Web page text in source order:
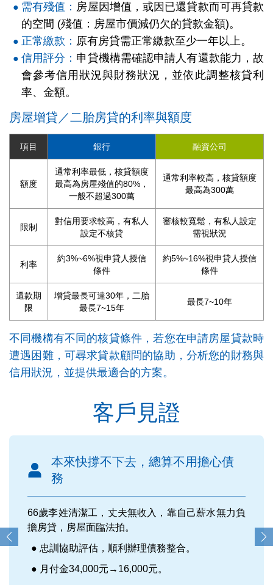
需有殘值： 房屋因增值，或因已還貸款而可再貸款
的空間 (殘值：房屋市價減仍欠的貸款金額)。
正常繳款： 原有房貸需正常繳款至少一年以上。
信用評分： 申貸機構需確認申請人有還款能力，故
會參考信用狀況與財務狀況，並依此調整核貸利
率、金額。
房屋增貸／二胎房貸的利率與額度
項目 銀行 融資公司
額度
通常利率最低，核貸額度
最高為房屋殘值的80%，
一般不超過300萬
通常利率較高，核貸額度
最高為300萬
限制
對信用要求較高，有私人
設定不核貸
審核較寬鬆，有私人設定
需視狀況
利率
約3%~6%視申貸人授信
條件
約5%~16%視申貸人授信
條件
還款期
限
增貸最長可達30年，二胎
最長7~15年
最長7~10年
不同機構有不同的核貸條件，若您在申請房屋貸款時
遭遇困難，可尋求貸款顧問的協助，分析您的財務與
信用狀況，並提供最適合的方案。
客戶見證
本來快撐不下去，總算不用擔心債
務
66歲李姓清潔工，丈夫無收入，靠自己薪水無力負
擔房貸，房屋面臨法拍。
忠訓協助評估，順利辦理債務整合。
月付金34,000元→16,000元。